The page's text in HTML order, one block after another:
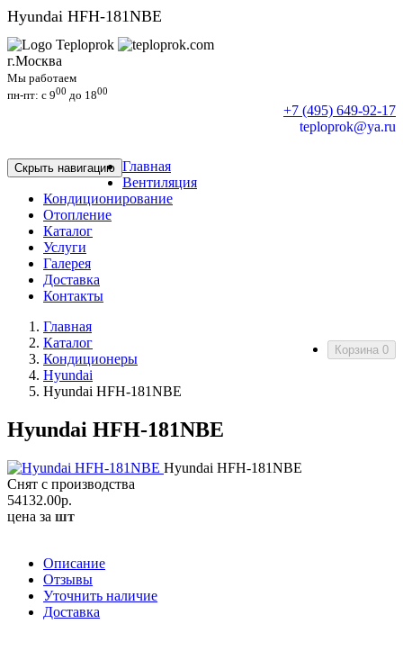
Hyundai HFH-181NBE
г.Москва
Мы работаем
пн-пт: c 900 до 1800
+7 (495) 649-92-17
teploprok@ya.ru
Скрыть навигацию Главная
Вентиляция
Кондиционирование
Отопление
Каталог
Услуги
Галерея
Доставка
Контакты
Корзина 0
Главная
Каталог
Кондиционеры
Hyundai
Hyundai HFH-181NBE
Hyundai HFH-181NBE
Hyundai HFH-181NBE
Снят с производства
54132.00р.
цена за шт
Описание
Отзывы
Уточнить наличие
Доставка